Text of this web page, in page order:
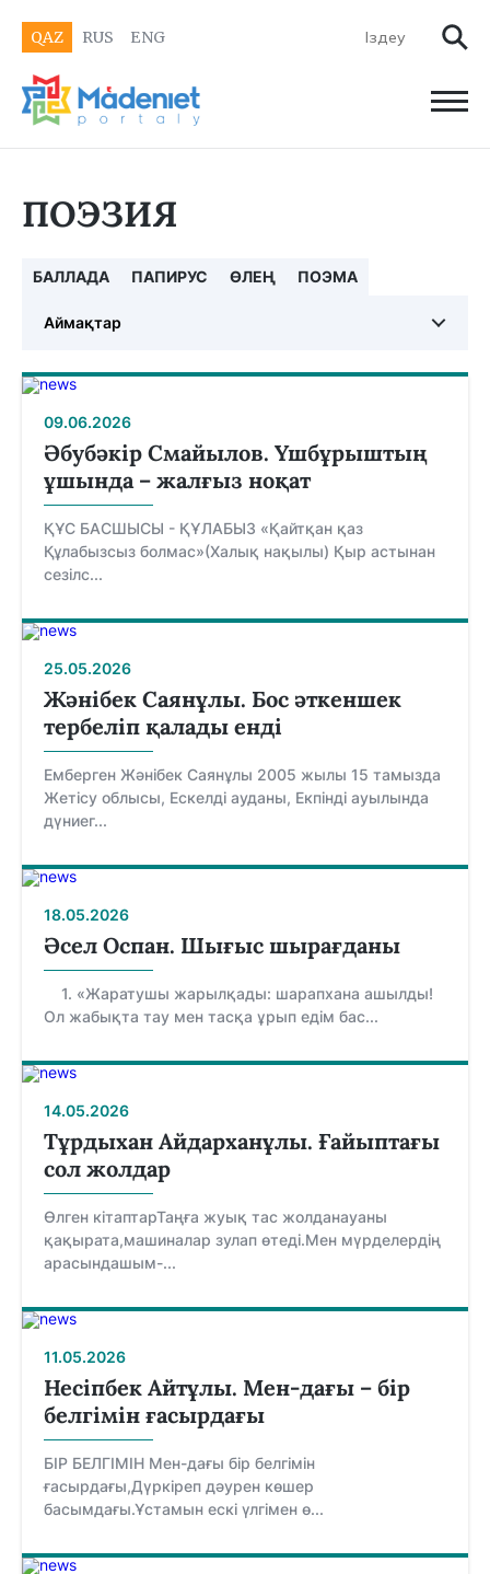
QAZ RUS ENG
ПОЭЗИЯ
БАЛЛАДА ПАПИРУС ӨЛЕҢ ПОЭМА
Аймақтар
09.06.2026
Әбубәкір Смайылов. Үшбұрыштың
ұшында – жалғыз ноқат
ҚҰС БАСШЫСЫ - ҚҰЛАБЫЗ «Қайтқан қаз
Құлабызсыз болмас»(Халық нақылы) Қыр астынан
сезілс...
25.05.2026
Жәнібек Саянұлы. Бос әткеншек
тербеліп қалады енді
Емберген Жәнібек Саянұлы 2005 жылы 15 тамызда
Жетісу облысы, Ескелді ауданы, Екпінді ауылында
дүниег...
18.05.2026
Әсел Оспан. Шығыс шырағданы
1. «Жаратушы жарылқады: шарапхана ашылды!
Ол жабықта тау мен тасқа ұрып едім бас...
14.05.2026
Тұрдыхан Айдарханұлы. Ғайыптағы
сол жолдар
Өлген кітаптарТаңға жуық тас жолданауаны
қақырата,машиналар зулап өтеді.Мен мүрделердің
арасындашым-...
11.05.2026
Несіпбек Айтұлы. Мен-дағы – бір
белгімін ғасырдағы
БІР БЕЛГІМІН Мен-дағы бір белгімін
ғасырдағы,Дүркіреп дәурен көшер
басымдағы.Ұстамын ескі үлгімен ө...